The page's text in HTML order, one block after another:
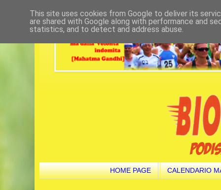
HOME PAGE CALENDARIO
This site uses cookies from Google to deliver its
are shared with Google along with performance and
statistics, and to detect and address abuse.